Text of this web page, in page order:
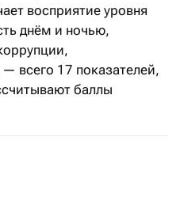
восприятие уровня
днём и ночью,
всего 17 показателей,
баллы